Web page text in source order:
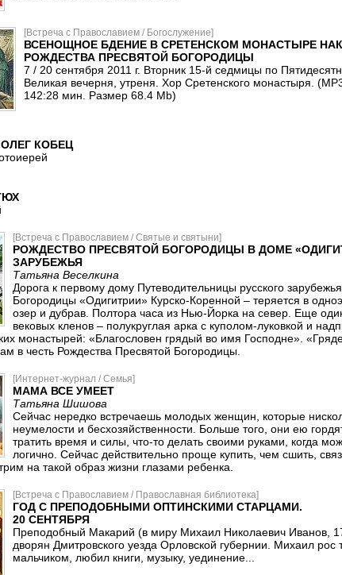
[Встреча с Православием / Богослужение]
ВСЕНОЩНОЕ БДЕНИЕ В СРЕТЕНСКОМ МОНАСТЫРЕ
РОЖДЕСТВА ПРЕСВЯТОЙ БОГОРОДИЦЫ
7 / 20 сентября 2011 г. Вторник 15-й седмицы по
Великая вечерня, утреня. Хор Сретенского монастыря.
142:28 мин. Размер 68.4 Mb)
КОБЕЦ
[Встреча с Православием / Святые и святыни]
РОЖДЕСТВО ПРЕСВЯТОЙ БОГОРОДИЦЫ В ДОМЕ
ЗАРУБЕЖЬЯ
Татьяна Веселкина
Дорога к первому дому Путеводительницы русского
Богородицы «Одигитрии» Курско-Коренной – теряется в
озер и дубрав. Полтора часа из Нью-Йорка на север. Еще
вековых кленов – полукруглая арка с куполом-луковкой и
монастырей: «Благословен грядый во имя Господне».
в честь Рождества Пресвятой Богородицы.
[Интернет-журнал / Семья]
МАМА ВСЕ УМЕЕТ
Татьяна Шишова
Сейчас нередко встречаешь молодых женщин, которые
неумелости и бесхозяйственности. Больше того, они ею
тратить время и силы, что-то делать своими руками, когда
логично. Сейчас действительно проще купить, чем сшить,
на такой образ жизни глазами ребенка.
[Встреча с Православием / Православная библиотека]
ГОД С ПРЕПОДОБНЫМИ ОПТИНСКИМИ СТАРЦАМИ.
20 СЕНТЯБРЯ
Преподобный Макарий (в миру Михаил Николаевич Иванов,
дворян Дмитровского уезда Орловской губернии. Михаил
мальчиком, любил книги, музыку, уединение...